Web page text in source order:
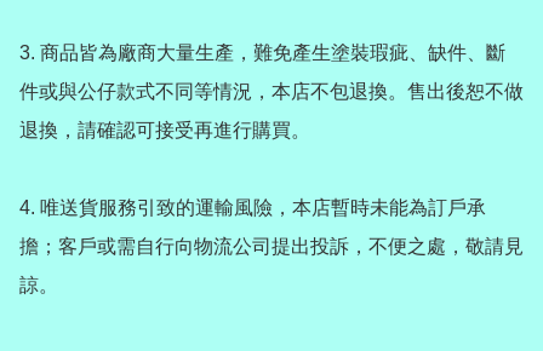
3️. 商品皆為廠商大量生產，難免產生塗裝瑕疵、缺件、斷
件或與公仔款式不同等情況，本店不包退換。售出後恕不做
退換，請確認可接受再進行購買。
4️. 唯送貨服務引致的運輸風險，本店暫時未能為訂戶承
擔；客戶或需自行向物流公司提出投訴，不便之處，敬請見
諒。